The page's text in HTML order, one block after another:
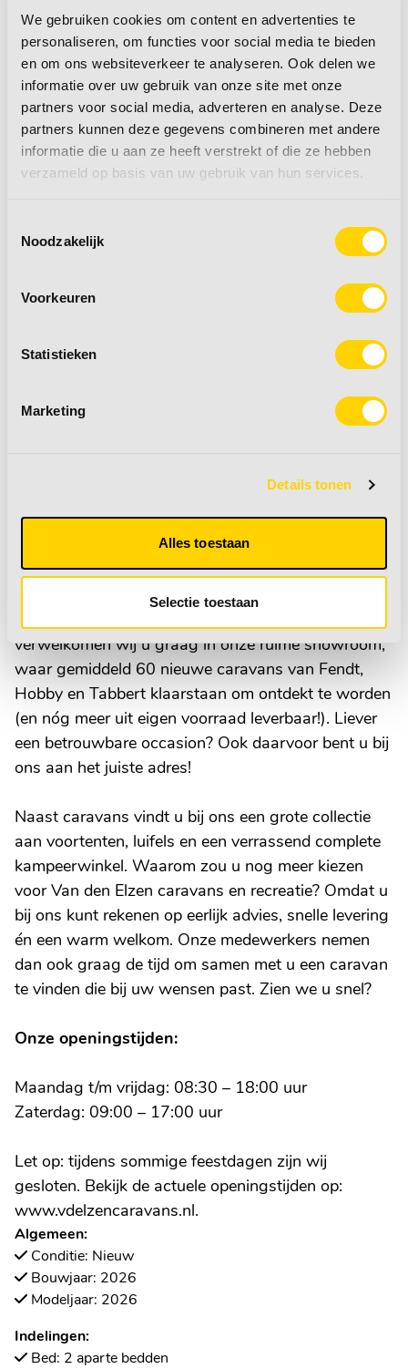
We gebruiken cookies om content en advertenties te
personaliseren, om functies voor social media te bieden
en om ons websiteverkeer te analyseren. Ook delen we
informatie over uw gebruik van onze site met onze
partners voor social media, adverteren en analyse. Deze
partners kunnen deze gegevens combineren met andere
informatie die u aan ze heeft verstrekt of die ze hebben
verzameld op basis van uw gebruik van hun services.
Noodzakelijk
Voorkeuren
Statistieken
Marketing
Details tonen
Alles toestaan
Selectie toestaan
- As-verhoging naar 2.000 kg. met zilveren Alu
velgen:
- Bekleding Nyo
Verkoopprijs Hobby Excellent edition 540 WLU
inclusief optie's € 36.610,- Nu voor € 32.949,- Uw
voordeel € 3.661,-
Past deze Hobby Excellent Edition helemaal bij uw
vakantieplannen? Neemt u dan contact op, wij
De vermelde prijs is inclusief de kosten voor het
tenaamstelling en eventuele vrijwaring (bij inruil van
Wie zijn wij?
Van den Elzen caravans en recreatie staat al jaren
klaar voor kampeerliefhebbers in heel Nederland.
Vanuit het dorpje Zeeland in Noord-Brabant
verwelkomen wij u graag in onze ruime showroom,
waar gemiddeld 60 nieuwe caravans van Fendt,
Hobby en Tabbert klaarstaan om ontdekt te worden
(en nóg meer uit eigen voorraad leverbaar!). Liever
een betrouwbare occasion? Ook daarvoor bent u bij
ons aan het juiste adres!
Naast caravans vindt u bij ons een grote collectie
aan voortenten, luifels en een verrassend complete
kampeerwinkel. Waarom zou u nog meer kiezen
voor Van den Elzen caravans en recreatie? Omdat u
bij ons kunt rekenen op eerlijk advies, snelle levering
én een warm welkom. Onze medewerkers nemen
dan ook graag de tijd om samen met u een caravan
te vinden die bij uw wensen past. Zien we u snel?
Onze openingstijden:
Maandag t/m vrijdag: 08:30 – 18:00 uur
Zaterdag: 09:00 – 17:00 uur
Let op: tijdens sommige feestdagen zijn wij
gesloten. Bekijk de actuele openingstijden op:
www.vdelzencaravans.nl.
Algemeen:
Conditie: Nieuw
Bouwjaar: 2026
Modeljaar: 2026
Indelingen:
Bed: 2 aparte bedden